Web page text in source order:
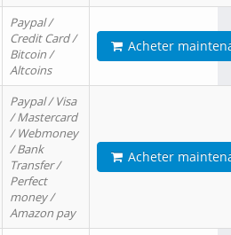
Paypal /
Credit Card /
Bitcoin /
Altcoins
Acheter
Paypal / Visa
/ Mastercard
/ Webmoney
/ Bank
Transfer /
Perfect
money /
Amazon pay
Acheter